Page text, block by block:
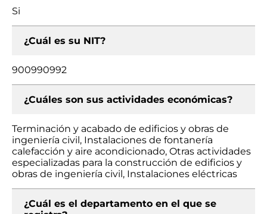
Si
¿Cuál es su NIT?
900990992
¿Cuáles son sus actividades económicas?
Terminación y acabado de edificios y obras de
ingeniería civil, Instalaciones de fontanería
calefacción y aire acondicionado, Otras actividades
especializadas para la construcción de edificios y
obras de ingeniería civil, Instalaciones eléctricas
¿Cuál es el departamento en el que se